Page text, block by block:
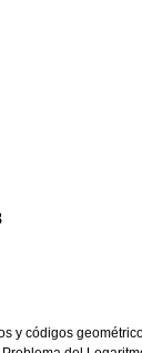
y códigos